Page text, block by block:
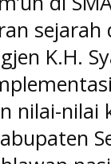
K.H.
nilai-nilai